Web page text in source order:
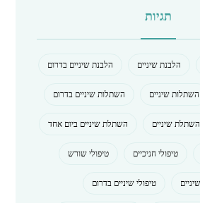
תגיות
הלבנת שיניים
הלבנת שיניים בדרום
השתלות שיניים
השתלות שיניים בדרום
השתלת שיניים
השתלת שיניים ביום אחד
טיפולי חניכיים
טיפולי שורש
טיפולי שיניים בדרום